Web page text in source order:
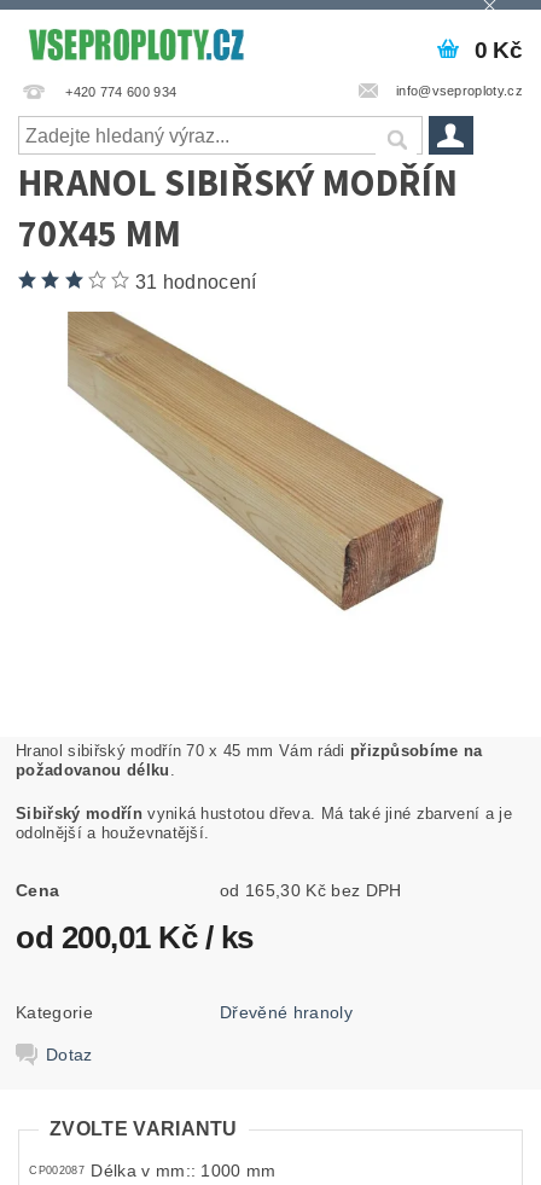
+420 774 600 934 info@vseproploty.cz
0 Kč
HRANOL SIBIŘSKÝ MODŘÍN
70X45 MM
31 hodnocení
Hranol sibiřský modřín 70 x 45 mm Vám rádi přizpůsobíme na
požadovanou délku
Sibiřský modřínvyniká hustotou dřeva. Má také jiné zbarvení a je
odolnější a houževnatější.
Cena od 165,30 Kč bez DPH
od 200,01 Kč / ks
Kategorie Dřevěné hranoly
Dotaz
ZVOLTE VARIANTU
CP002087
Délka v mm:: 1000 mm